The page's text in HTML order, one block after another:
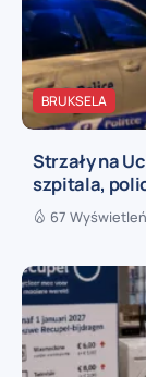
BRUKSELA
Strzały na
szpitala,
67 Wyświetleń